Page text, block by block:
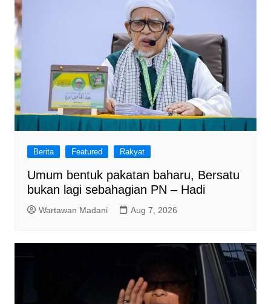
Berita Featured Rakyat
Umum bentuk pakatan baharu, Bersatu
bukan lagi sebahagian PN – Hadi
Wartawan Madani Aug 7, 2026